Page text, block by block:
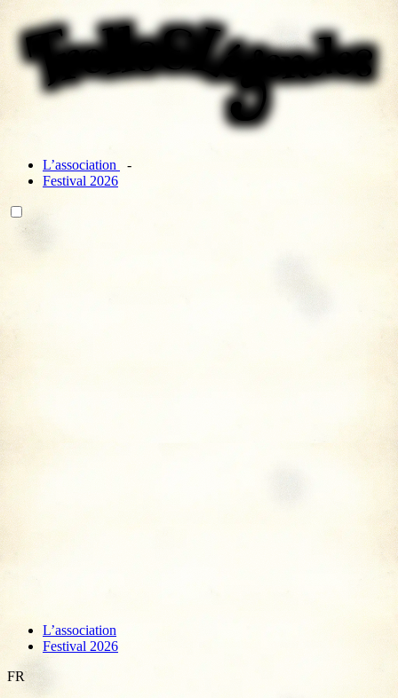
L’association
Festival 2026
L’association
Festival 2026
FR